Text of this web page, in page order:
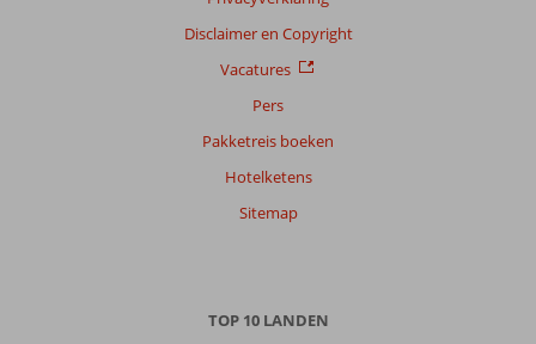
Disclaimer en Copyright
Vacatures
Pers
Pakketreis boeken
Hotelketens
Sitemap
TOP 10 LANDEN